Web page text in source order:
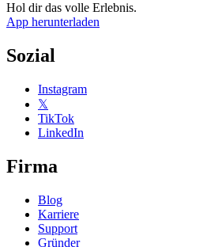
Hol dir das volle Erlebnis.
App herunterladen
Sozial
Instagram
𝕏
TikTok
LinkedIn
Firma
Blog
Karriere
Support
Gründer